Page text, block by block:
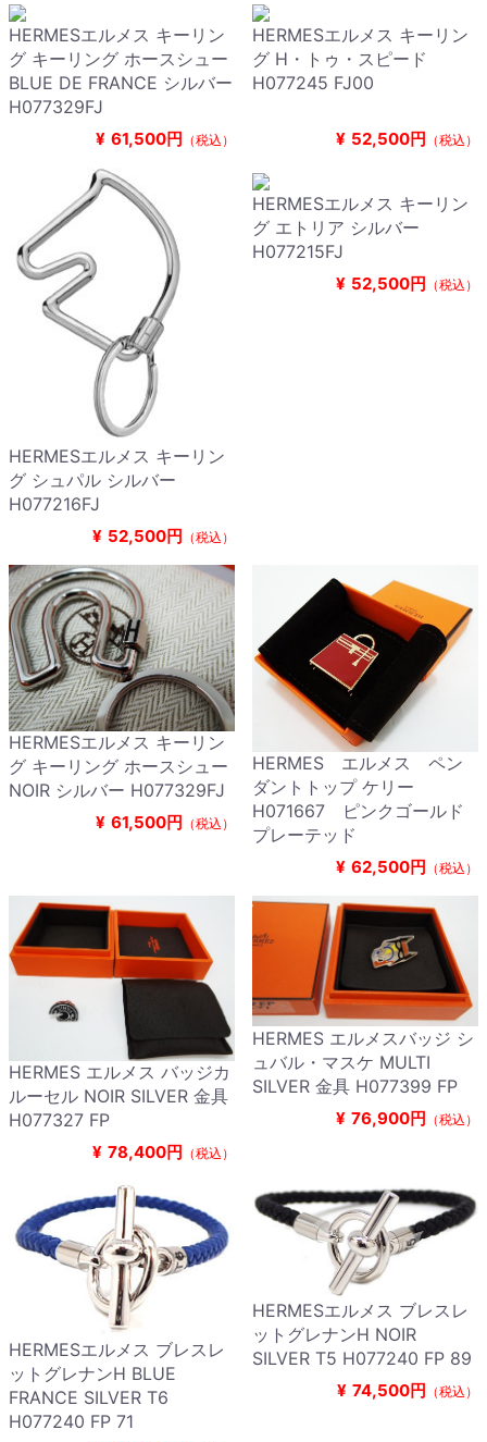
HERMESエルメス キーリン
グ キーリング ホースシュー
BLUE DE FRANCE シルバー
H077329FJ
¥ 61,500円 （税込）
HERMESエルメス キーリン
グ H・トゥ・スピード
H077245 FJ00
¥ 52,500円 （税込）
HERMESエルメス キーリン
グ シュパル シルバー
H077216FJ
¥ 52,500円 （税込）
HERMESエルメス キーリン
グ エトリア シルバー
H077215FJ
¥ 52,500円 （税込）
HERMESエルメス キーリン
グ キーリング ホースシュー
NOIR シルバー H077329FJ
¥ 61,500円 （税込）
HERMES エルメス ペン
ダントトップ ケリー
H071667 ピンクゴールド
プレーテッド
¥ 62,500円 （税込）
HERMES エルメス バッジカ
ルーセル NOIR SILVER 金具
H077327 FP
¥ 78,400円 （税込）
HERMES エルメスバッジ シ
ュバル・マスケ MULTI
SILVER 金具 H077399 FP
¥ 76,900円 （税込）
HERMESエルメス ブレスレ
ットグレナンH BLUE
FRANCE SILVER T6
H077240 FP 71
HERMESエルメス ブレスレ
ットグレナンH NOIR
SILVER T5 H077240 FP 89
¥ 74,500円 （税込）